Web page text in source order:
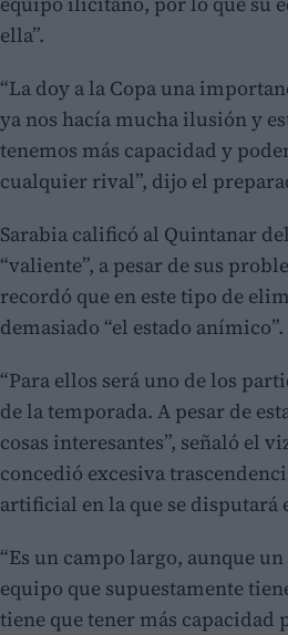
ella”.
“La doy a la Copa una
ya nos hacía mucha ilusión y
tenemos más capacidad y
cualquier rival”, dijo el
Sarabia calificó al Quintanar
“valiente”, a pesar de sus
recordó que en este tipo de
demasiado “el estado anímico”.
“Para ellos será uno de los
de la temporada. A pesar de
cosas interesantes”, señaló el
concedió excesiva
artificial en la que se disputará
“Es un campo largo, aunque
equipo que supuestamente
tiene que tener más capacidad